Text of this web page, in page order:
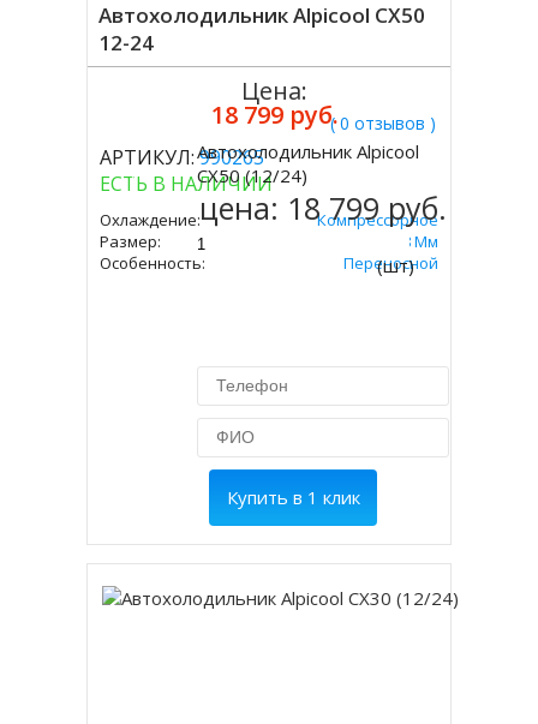
Автохолодильник Alpicool CX50
12-24
( 0 отзывов )
АРТИКУЛ:990265
ЕСТЬ В НАЛИЧИИ
Охлаждение:
Компрессорное
Размер:
545х586х378 Мм
Особенность:
Переносной
Цена:
18 799 руб.
Купить
Автохолодильник Alpicool
CX50 (12/24)
цена: 18 799 руб.
(шт)
Купить в 1 клик